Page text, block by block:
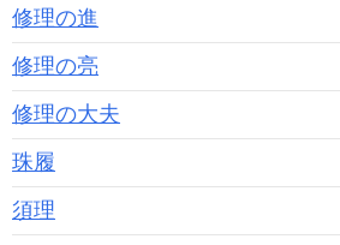
修理の進
修理の亮
修理の大夫
珠履
須理